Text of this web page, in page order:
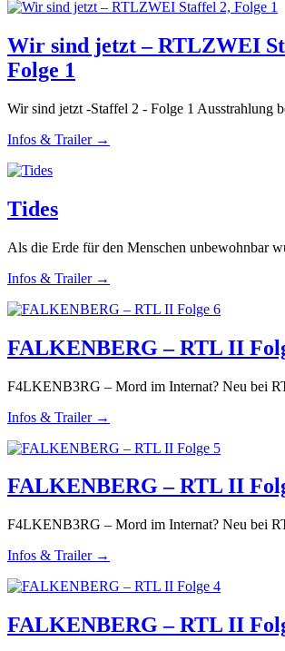
Wir sind jetzt – RTLZWEI
Folge 1
Wir sind jetzt -Staffel 2 - Folge 1 Ausstrahlung
Infos & Trailer →
Tides
Als die Erde für den Menschen unbewohnbar
Infos & Trailer →
FALKENBERG – RTL II
F4LKENB3RG – Mord im Internat? Neu bei
Infos & Trailer →
FALKENBERG – RTL II
F4LKENB3RG – Mord im Internat? Neu bei
Infos & Trailer →
FALKENBERG – RTL II